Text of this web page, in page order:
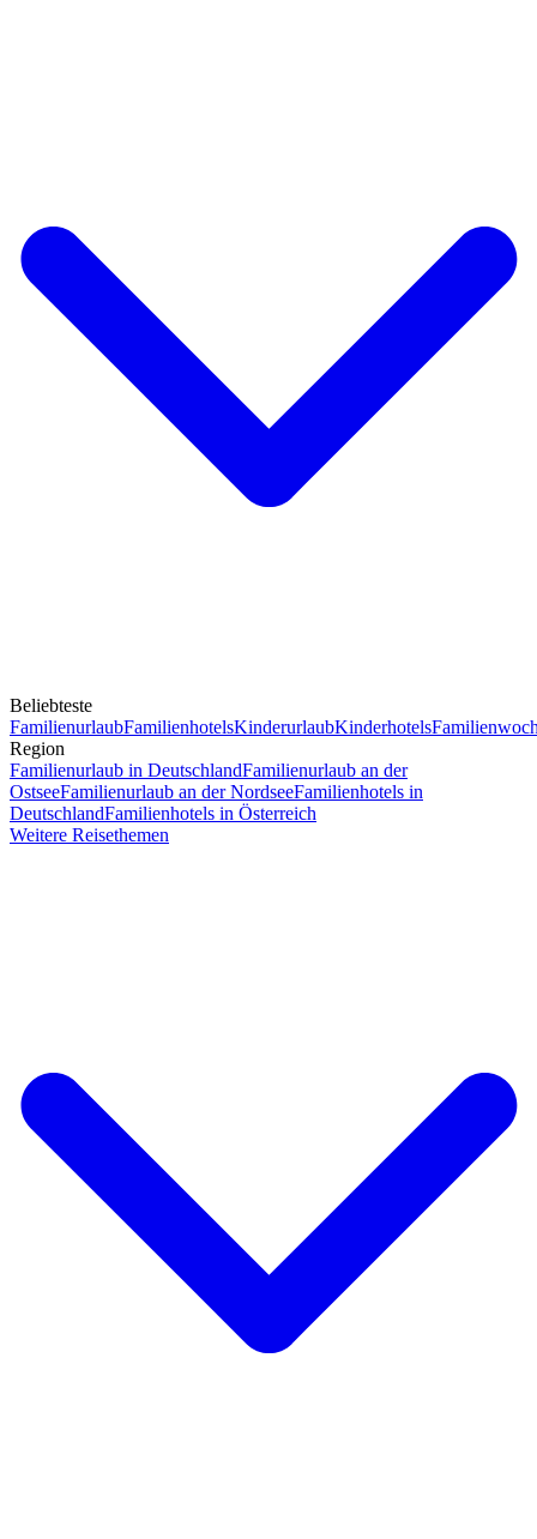
Beliebteste
FamilienurlaubFamilienhotelsKinderurlaubKinderhotels
Region
Familienurlaub in DeutschlandFamilienurlaub an der
OstseeFamilienurlaub an der NordseeFamilienhotels in
DeutschlandFamilienhotels in Österreich
Weitere Reisethemen